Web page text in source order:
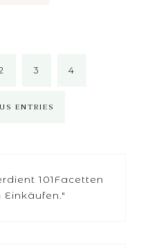
3 4
ENTRIES
101Facetten